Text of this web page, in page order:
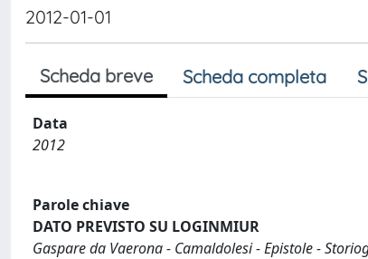
2012-01-01
Scheda breve Scheda completa
Data
2012
Parole chiave
DATO PREVISTO SU LOGINMIUR
Gaspare da Vaerona - Camaldolesi - Epistole -